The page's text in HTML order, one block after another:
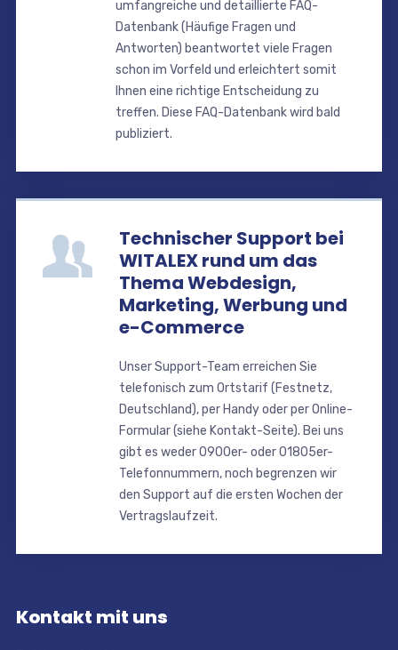
umfangreiche und detaillierte FAQ-
Datenbank (Häufige Fragen und
Antworten) beantwortet viele Fragen
schon im Vorfeld und erleichtert somit
Ihnen eine richtige Entscheidung zu
treffen. Diese FAQ-Datenbank wird bald
publiziert.
Technischer Support bei
WITALEX rund um das
Thema Webdesign,
Marketing, Werbung und
e-Commerce
Unser Support-Team erreichen Sie
telefonisch zum Ortstarif (Festnetz,
Deutschland), per Handy oder per Online-
Formular (siehe Kontakt-Seite). Bei uns
gibt es weder 0900er- oder 01805er-
Telefonnummern, noch begrenzen wir
den Support auf die ersten Wochen der
Vertragslaufzeit.
Kontakt mit uns